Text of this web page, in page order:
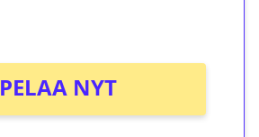
PELAA NYT